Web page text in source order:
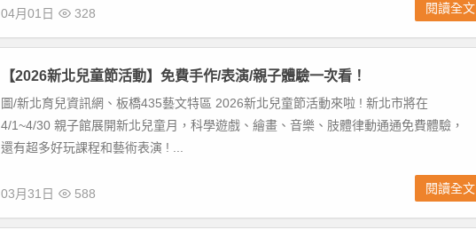
04月01日 328 閱讀全文
【2026新北兒童節活動】免費手作/表演/親子體驗一次看！
圖/新北育兒資訊網、板橋435藝文特區 2026新北兒童節活動來啦 ! 新北市將在
4/1~4/30 親子館展開新北兒童月，科學遊戲、繪畫、音樂、肢體律動通通免費體驗，
還有超多好玩課程和藝術表演 ! ...
03月31日 588 閱讀全文